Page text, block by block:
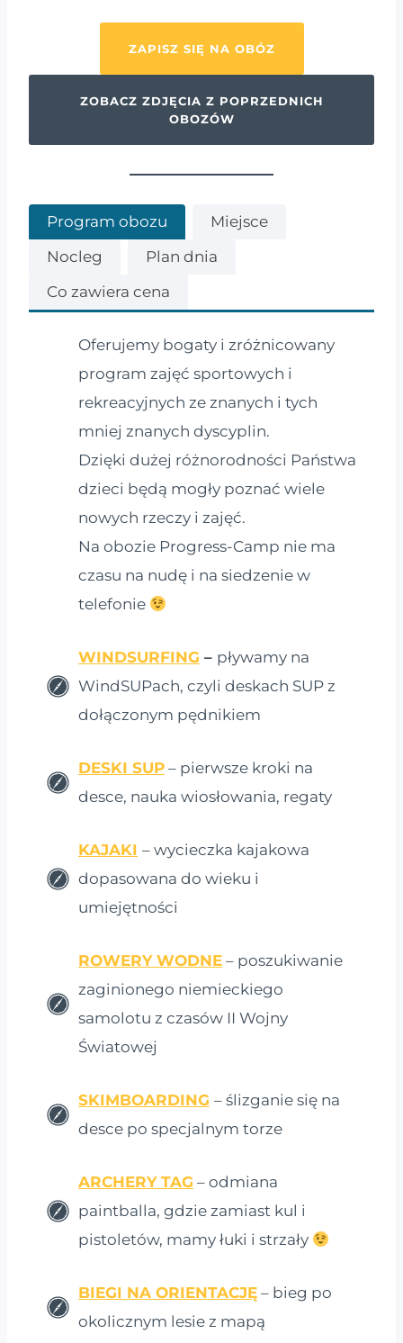
ZAPISZ SIĘ NA OBÓZ
ZOBACZ ZDJĘCIA Z POPRZEDNICH
OBOZÓW
Program obozu
Miejsce
Nocleg
Plan dnia
Co zawiera cena
Oferujemy bogaty i zróżnicowany
program zajęć sportowych i
rekreacyjnych ze znanych i tych
mniej znanych dyscyplin.
Dzięki dużej różnorodności Państwa
dzieci będą mogły poznać wiele
nowych rzeczy i zajęć.
Na obozie Progress-Camp nie ma
czasu na nudę i na siedzenie w
telefonie
WINDSURFING – pływamy na
WindSUPach, czyli deskach SUP z
dołączonym pędnikiem
DESKI SUP – pierwsze kroki na
desce, nauka wiosłowania, regaty
KAJAKI – wycieczka kajakowa
dopasowana do wieku i
umiejętności
ROWERY WODNE – poszukiwanie
zaginionego niemieckiego
samolotu z czasów II Wojny
Światowej
SKIMBOARDING – ślizganie się na
desce po specjalnym torze
ARCHERY TAG – odmiana
paintballa, gdzie zamiast kul i
pistoletów, mamy łuki i strzały
BIEGI NA ORIENTACJĘ – bieg po
okolicznym lesie z mapą